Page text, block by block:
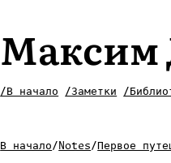
Максим
/В начало /Заметки /
В начало/ Notes/ Первое